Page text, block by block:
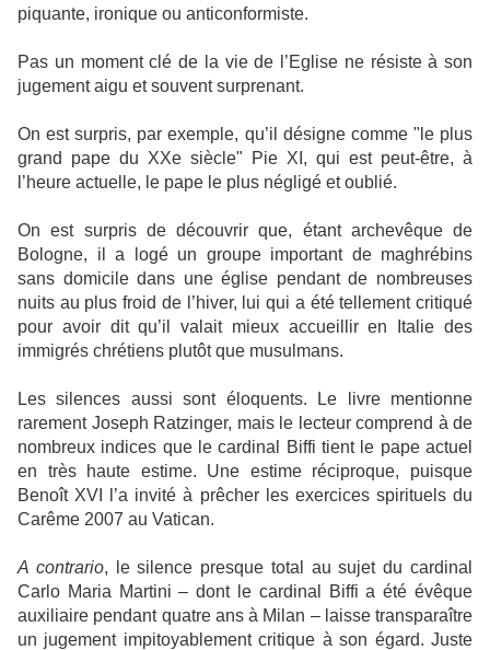
piquante, ironique ou anticonformiste.
Pas un moment clé de la vie de l’Eglise ne résiste à son
jugement aigu et souvent surprenant.
On est surpris, par exemple, qu’il désigne comme "le plus
grand pape du XXe siècle" Pie XI, qui est peut-être, à
l’heure actuelle, le pape le plus négligé et oublié.
On est surpris de découvrir que, étant archevêque de
Bologne, il a logé un groupe important de maghrébins
sans domicile dans une église pendant de nombreuses
nuits au plus froid de l’hiver, lui qui a été tellement critiqué
pour avoir dit qu’il valait mieux accueillir en Italie des
immigrés chrétiens plutôt que musulmans.
Les silences aussi sont éloquents. Le livre mentionne
rarement Joseph Ratzinger, mais le lecteur comprend à de
nombreux indices que le cardinal Biffi tient le pape actuel
en très haute estime. Une estime réciproque, puisque
Benoît XVI l’a invité à prêcher les exercices spirituels du
Carême 2007 au Vatican.
A contrario, le silence presque total au sujet du cardinal
Carlo Maria Martini – dont le cardinal Biffi a été évêque
auxiliaire pendant quatre ans à Milan – laisse transparaître
un jugement impitoyablement critique à son égard. Juste